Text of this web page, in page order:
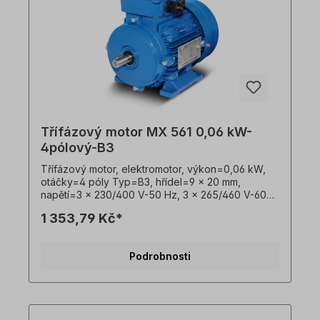
Třífázový motor MX 561 0,06 kW-
4pólový-B3
Třífázový motor, elektromotor, výkon=0,06 kW,
otáčky=4 póly Typ=B3, hřídel=9 x 20 mm,
napětí=3 x 230/400 V-50 Hz, 3 x 265/460 V-60
Hz, třída účinnosti=IE1, barva=RAL 5010 (hořcově
svorkovnice=nahoře (otočná), Kabelové
odlitek, Třída izolace=F (155 °C), Kuličková
1 353,79 Kč*
Podrobnosti